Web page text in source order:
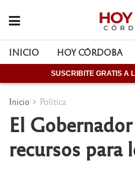
INICIO HOY CÓRDOBA
SUSCRIBITE GRATIS A
Inicio Política
El
recursos para